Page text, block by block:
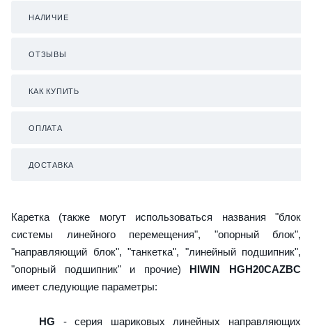
НАЛИЧИЕ
ОТЗЫВЫ
КАК КУПИТЬ
ОПЛАТА
ДОСТАВКА
Каретка (также могут использоваться названия "блок
системы линейного перемещения", "опорный блок",
"направляющий блок", "танкетка", "линейный подшипник",
"опорный подшипник" и прочие) HIWIN HGH20CAZBC
имеет следующие параметры:
HG - серия шариковых линейных направляющих